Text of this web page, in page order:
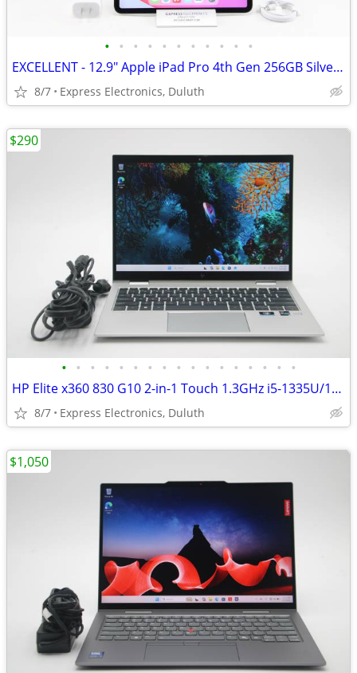
• • • • • • • • • • •
EXCELLENT - 12.9" Apple iPad Pro 4th Gen 256GB Silver *WiFi ONLY*
8/7 Express Electronics, Duluth
• • • • • • • • • • • • • • • • •
HP Elite x360 830 G10 2-in-1 Touch 1.3GHz i5-1335U/16GB RAM/512GB SSD
8/7 Express Electronics, Duluth
$290
$1,050